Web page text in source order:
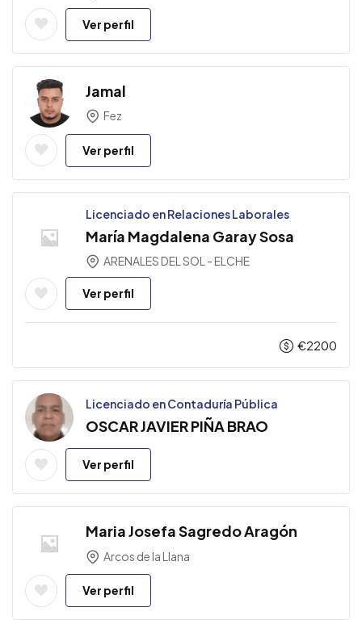
Ver perfil
Jamal
Fez
Ver perfil
Licenciado en Relaciones Laborales
María Magdalena Garay Sosa
ARENALES DEL SOL - ELCHE
Ver perfil
€2200
Licenciado en Contaduría Pública
OSCAR JAVIER PIÑA BRAO
Ver perfil
Maria Josefa Sagredo Aragón
Arcos de la Llana
Ver perfil